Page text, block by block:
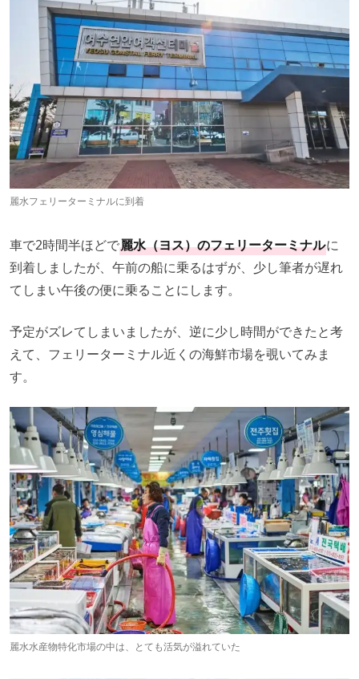
麗水フェリーターミナルに到着
車で2時間半ほどで麗水（ヨス）のフェリーターミナルに
到着しましたが、午前の船に乗るはずが、少し筆者が遅れ
てしまい午後の便に乗ることにします。
予定がズレてしまいましたが、逆に少し時間ができたと考
えて、フェリーターミナル近くの海鮮市場を覗いてみま
す。
麗水水産物特化市場の中は、とても活気が溢れていた